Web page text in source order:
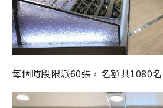
每個時段限派60張，名額共1080